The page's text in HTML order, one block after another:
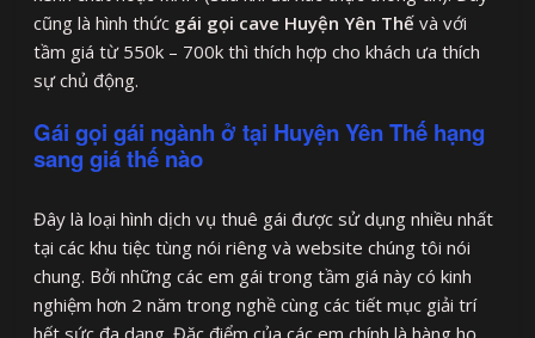
cũng là hình thức gái gọi cave Huyện Yên Thế và với
tầm giá từ 550k – 700k thì thích hợp cho khách ưa thích
sự chủ động.
Gái gọi gái ngành ở tại Huyện Yên Thế hạng
sang giá thế nào
Đây là loại hình dịch vụ thuê gái được sử dụng nhiều nhất
tại các khu tiệc tùng nói riêng và website chúng tôi nói
chung. Bởi những các em gái trong tầm giá này có kinh
nghiệm hơn 2 năm trong nghề cùng các tiết mục giải trí
hết sức đa dạng. Đặc điểm của các em chính là hàng họ